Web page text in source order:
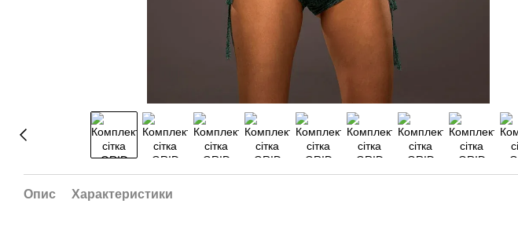
Опис Характеристики